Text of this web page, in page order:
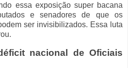
essa exposição super bacana
e senadores de que os
ser invisibilizados. Essa luta
nacional de Oficiais